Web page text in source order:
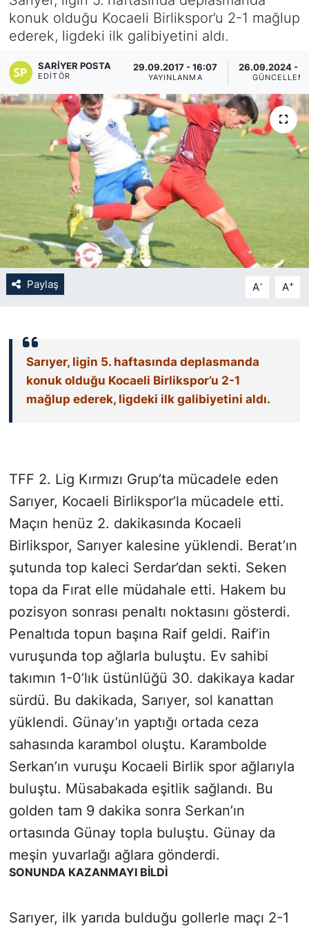
konuk olduğu Kocaeli Birlikspor’u 2-1 mağlup
ederek, ligdeki ilk galibiyetini aldı.
SARIYER POSTA
EDITÖR
29.09.2017 - 16:07
YAYINLANMA
26.09.2024 -
Paylaş A- A+
Sarıyer, ligin 5. haftasında deplasmanda
konuk olduğu Kocaeli Birlikspor’u 2-1
mağlup ederek, ligdeki ilk galibiyetini aldı.
TFF 2. Lig Kırmızı Grup’ta mücadele eden
Sarıyer, Kocaeli Birlikspor’la mücadele etti.
Maçın henüz 2. dakikasında Kocaeli
Birlikspor, Sarıyer kalesine yüklendi. Berat’ın
şutunda top kaleci Serdar’dan sekti. Seken
topa da Fırat elle müdahale etti. Hakem bu
pozisyon sonrası penaltı noktasını gösterdi.
Penaltıda topun başına Raif geldi. Raif’in
vuruşunda top ağlarla buluştu. Ev sahibi
takımın 1-0’lık üstünlüğü 30. dakikaya kadar
sürdü. Bu dakikada, Sarıyer, sol kanattan
yüklendi. Günay’ın yaptığı ortada ceza
sahasında karambol oluştu. Karambolde
Serkan’ın vuruşu Kocaeli Birlik spor ağlarıyla
buluştu. Müsabakada eşitlik sağlandı. Bu
golden tam 9 dakika sonra Serkan’ın
ortasında Günay topla buluştu. Günay da
meşin yuvarlağı ağlara gönderdi.
SONUNDA KAZANMAYI BİLDİ
Sarıyer, ilk yarıda bulduğu gollerle maçı 2-1
KÖŞE YAZILARI
KÖŞE YAZILARI (Arşiv)
KÜLTÜR SANAT
MAGAZİN
RÖPORTAJ
SAĞLIK
SARIYER HABERLERİ
SARIYER İMAR BARIŞI
SİYASET
SON DAKİKA HABERİ
TÜRKİYE VE DÜNYA GÜNDEMİ
VİDEO GALERİ
YAŞAM